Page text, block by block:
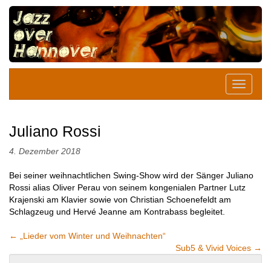
Juliano Rossi
4. Dezember 2018
Bei seiner weihnachtlichen Swing-Show wird der Sänger Juliano
Rossi alias Oliver Perau von seinem kongenialen Partner Lutz
Krajenski am Klavier sowie von Christian Schoenefeldt am
Schlagzeug und Hervé Jeanne am Kontrabass begleitet.
←
„Lieder vom Winter und Weihnachten“
Sub5 & Vivid Voices →